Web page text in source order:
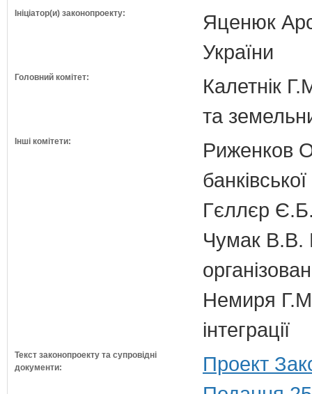
Ініціатор(и) законопроекту:
Яценюк
України
Головний комітет:
Калетнік
та
Інші комітети:
Риженков
Гєллєр
Чумак В.В.
Немиря
інтеграції
Текст законопроекту та супровідні
документи:
Проект